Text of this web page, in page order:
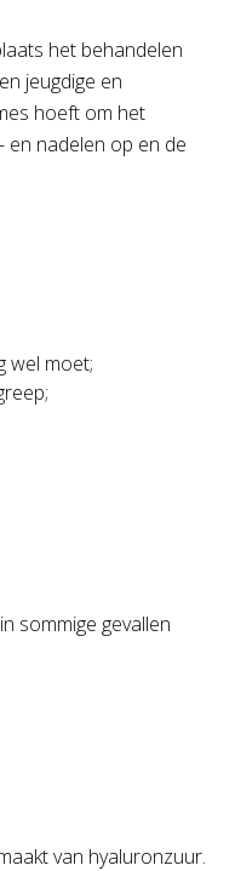
het behandelen
jeugdige en
hoeft om het
en nadelen op en de
wel moet;
sommige gevallen
van hyaluronzuur.